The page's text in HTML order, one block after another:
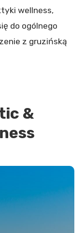
wellness,
do ogólnego
z gruzińską
&